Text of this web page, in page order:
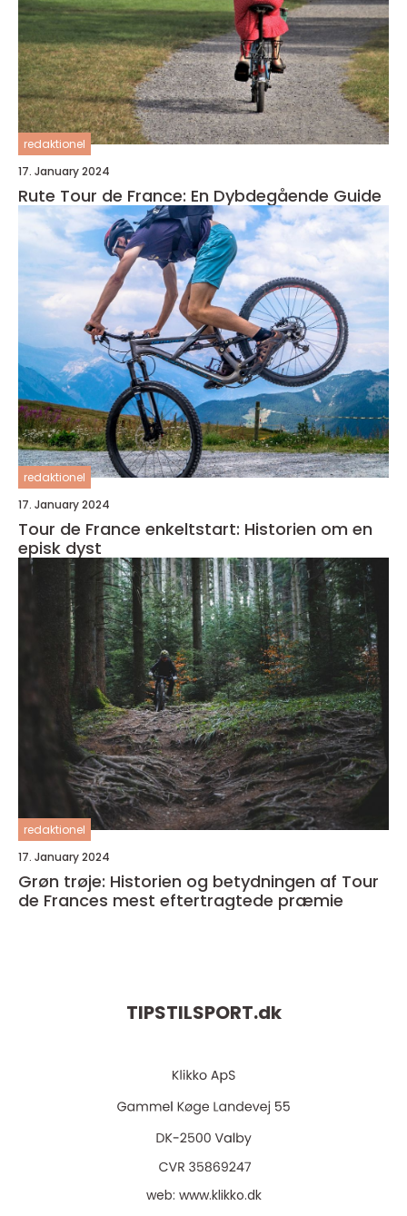
redaktionel
17. January 2024
Rute Tour de France: En Dybdegående Guide
redaktionel
17. January 2024
Tour de France enkeltstart: Historien om en
episk dyst
redaktionel
17. January 2024
Grøn trøje: Historien og betydningen af Tour
de Frances mest eftertragtede præmie
TIPSTILSPORT.dk
web: www.klikko.dk